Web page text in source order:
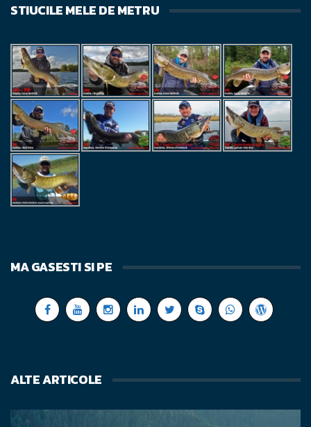
STIUCILE MELE DE METRU
MA GASESTI SI PE
ALTE ARTICOLE